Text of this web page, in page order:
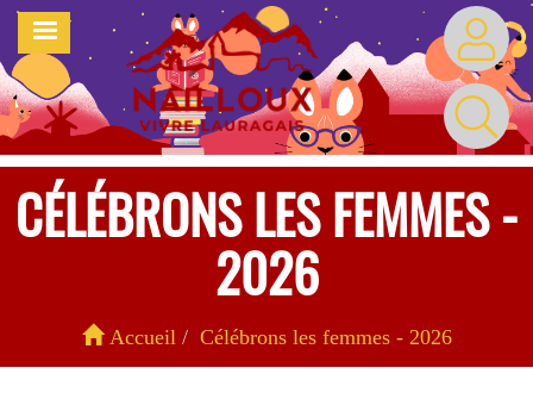
Aller
contenu
principal
MENU
CÉLÉBRONS LES FEMMES -
2026
Accueil Célébrons les femmes - 2026